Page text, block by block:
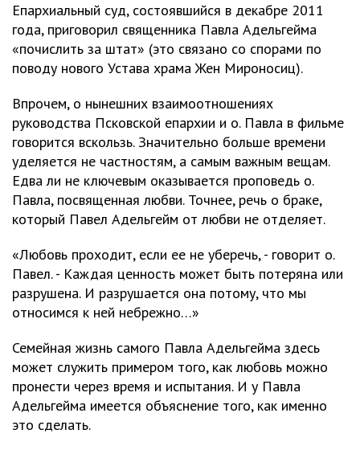
Епархиальный суд, состоявшийся в декабре 2011
года, приговорил священника Павла Адельгейма
«почислить за штат» (это связано со спорами по
поводу нового Устава храма Жен Мироносиц).
Впрочем, о нынешних взаимоотношениях
руководства Псковской епархии и о. Павла в фильме
говорится вскользь. Значительно больше времени
уделяется не частностям, а самым важным вещам.
Едва ли не ключевым оказывается проповедь о.
Павла, посвященная любви. Точнее, речь о браке,
который Павел Адельгейм от любви не отделяет.
«Любовь проходит, если ее не уберечь, - говорит о.
Павел. - Каждая ценность может быть потеряна или
разрушена. И разрушается она потому, что мы
относимся к ней небрежно…»
Семейная жизнь самого Павла Адельгейма здесь
может служить примером того, как любовь можно
пронести через время и испытания. И у Павла
Адельгейма имеется объяснение того, как именно
это сделать.